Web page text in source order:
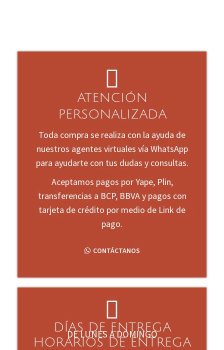
ATENCIÓN
PERSONALIZADA
Toda compra se realiza con la ayuda de
nuestros agentes virtuales vía WhatsApp
para ayudarte con tus dudas y consultas.
Aceptamos pagos por Yape, Plin,
transferencias a BCP, BBVA y pagos con
tarjeta de crédito por medio de Link de
pago.
CONTÁCTANOS
DÍAS DE ENTREGA
DE LUNES A DOMINGO
HORARIOS DE ENTREGA